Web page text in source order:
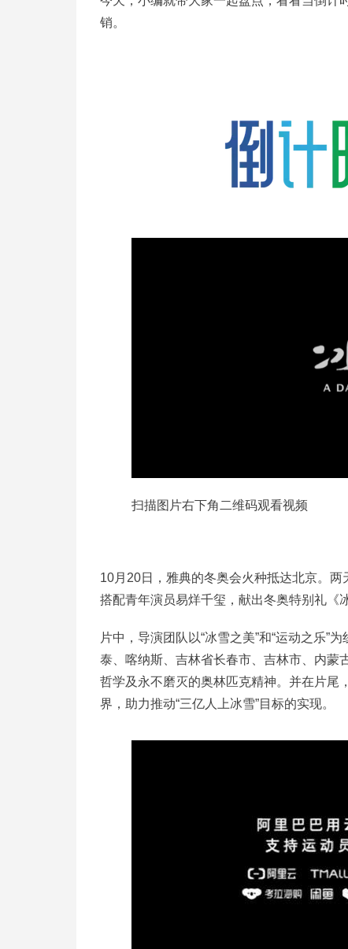
销。
扫描图片右下角二维码观看视频
10月20日，雅典的冬奥会火种抵达北京。
搭配青年演员易烊千玺，献出冬奥特别礼《
片中，导演团队以“冰雪之美”和“运动之乐”
泰、喀纳斯、吉林省长春市、吉林市、内蒙
哲学及永不磨灭的奥林匹克精神。并在片尾
界，助力推动“三亿人上冰雪”目标的实现。